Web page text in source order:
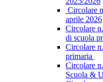
Circolare
aprile 2026
Circolare
di scuola
Circolare
primaria
Circolare
Scuola &